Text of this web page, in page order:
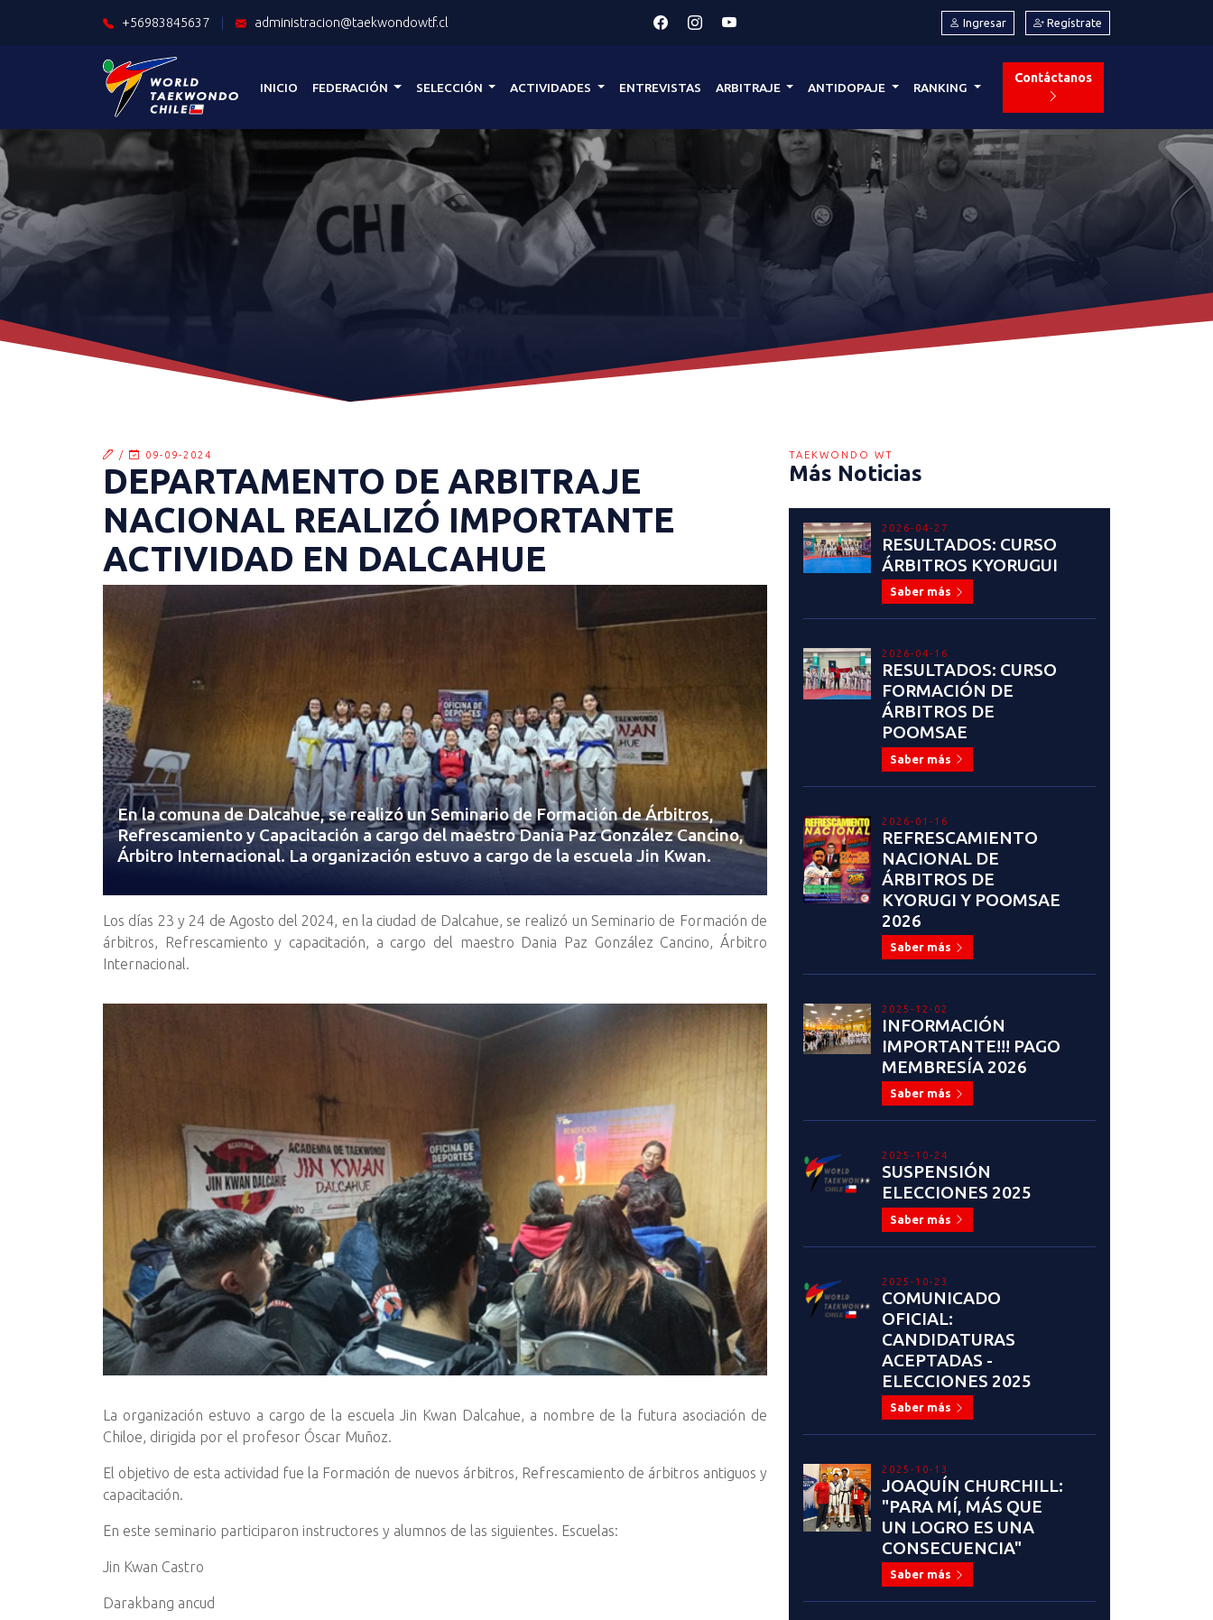
+56983845637 administracion@taekwondowtf.cl Ingresar Regístrate
INICIO FEDERACIÓN SELECCIÓN ACTIVIDADES ENTREVISTAS ARBITRAJE ANTIDOPAJE RANKING
Contáctanos
/ 09-09-2024
DEPARTAMENTO DE ARBITRAJE
NACIONAL REALIZÓ IMPORTANTE
ACTIVIDAD EN DALCAHUE
En la comuna de Dalcahue, se realizó un Seminario de Formación de Árbitros,
Refrescamiento y Capacitación a cargo del maestro Dania Paz González Cancino,
Árbitro Internacional. La organización estuvo a cargo de la escuela Jin Kwan.
Los días 23 y 24 de Agosto del 2024, en la ciudad de Dalcahue, se realizó un Seminario de Formación de
árbitros, Refrescamiento y capacitación, a cargo del maestro Dania Paz González Cancino, Árbitro
Internacional.
La organización estuvo a cargo de la escuela Jin Kwan Dalcahue, a nombre de la futura asociación de
Chiloe, dirigida por el profesor Óscar Muñoz.
El objetivo de esta actividad fue la Formación de nuevos árbitros, Refrescamiento de árbitros antiguos y
capacitación.
En este seminario participaron instructores y alumnos de las siguientes. Escuelas:
Jin Kwan Castro
Darakbang ancud
TAEKWONDO WT
Más Noticias
2026-04-27
RESULTADOS: CURSO
ÁRBITROS KYORUGUI
Saber más
2026-04-16
RESULTADOS: CURSO
FORMACIÓN DE
ÁRBITROS DE
POOMSAE
Saber más
2026-01-16
REFRESCAMIENTO
NACIONAL DE
ÁRBITROS DE
KYORUGI Y POOMSAE
2026
Saber más
2025-12-02
INFORMACIÓN
IMPORTANTE!!! PAGO
MEMBRESÍA 2026
Saber más
2025-10-24
SUSPENSIÓN
ELECCIONES 2025
Saber más
2025-10-23
COMUNICADO
OFICIAL:
CANDIDATURAS
ACEPTADAS -
ELECCIONES 2025
Saber más
2025-10-13
JOAQUÍN CHURCHILL:
"PARA MÍ, MÁS QUE
UN LOGRO ES UNA
CONSECUENCIA"
Saber más